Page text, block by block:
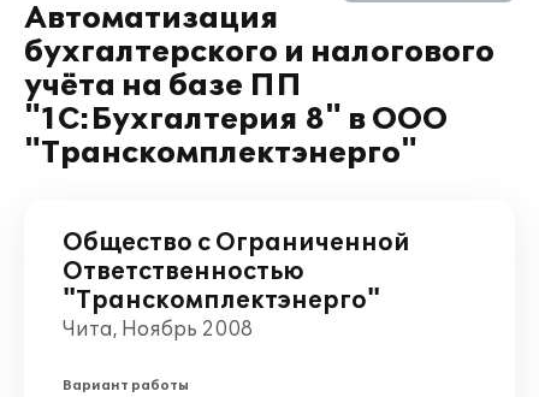
Автоматизация
бухгалтерского и налогового
учёта на базе ПП
"1С:Бухгалтерия 8" в ООО
"Транскомплектэнерго"
Общество с Ограниченной
Ответственностью
"Транскомплектэнерго"
Чита, Ноябрь 2008
Вариант работы